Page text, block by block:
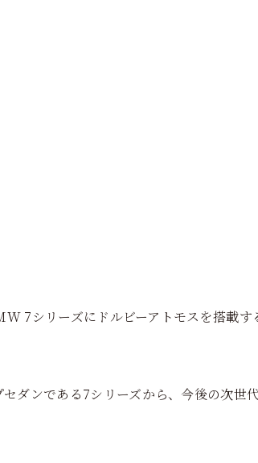
7シリーズにドルビーアトモスを搭載す
ダンである7シリーズから、今後の次世